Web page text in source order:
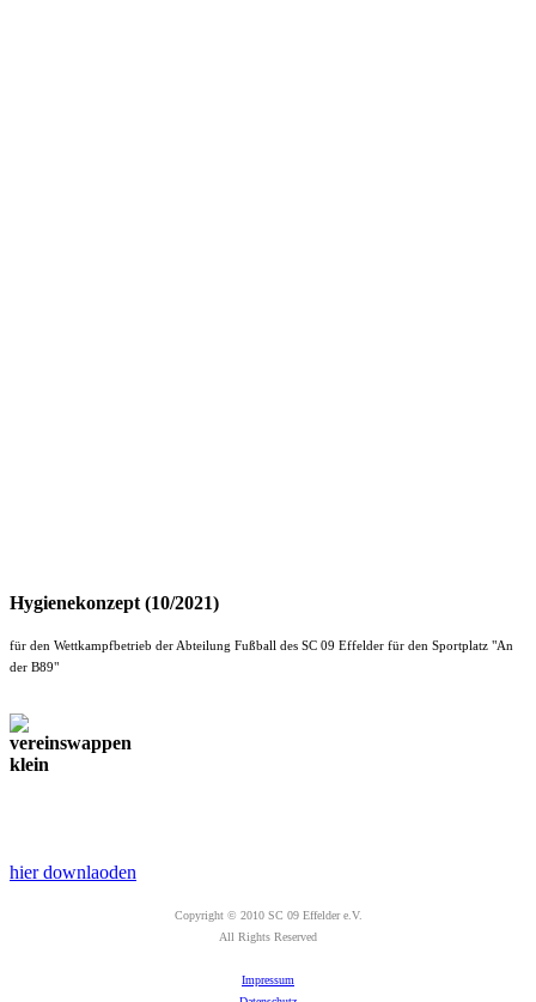
Hygienekonzept (10/2021)
für den Wettkampfbetrieb der Abteilung Fußball des SC 09 Effelder für den Sportplatz "An
der B89"
hier downlaoden
Copyright © 2010 SC 09 Effelder e.V.
All Rights Reserved
Impressum